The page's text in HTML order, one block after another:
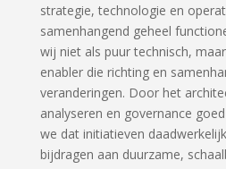
strategie, technologie en
samenhangend geheel
wij niet als puur technisch,
enabler die richting en
veranderingen. Door het
analyseren en governance
we dat initiatieven
bijdragen aan duurzame,